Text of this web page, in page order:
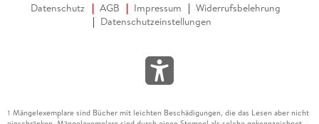
Datenschutz AGB Impressum
Widerrufsbelehrung
Datenschutzeinstellungen
1 Mängelexemplare sind Bücher mit leichten Beschädigungen, die das Lesen aber nicht